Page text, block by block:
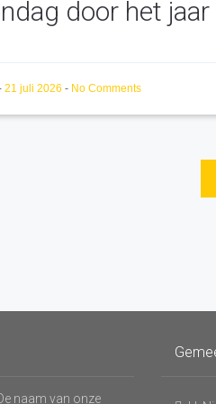
door het jaar
21 juli 2026 - No Comments
De naam van onze